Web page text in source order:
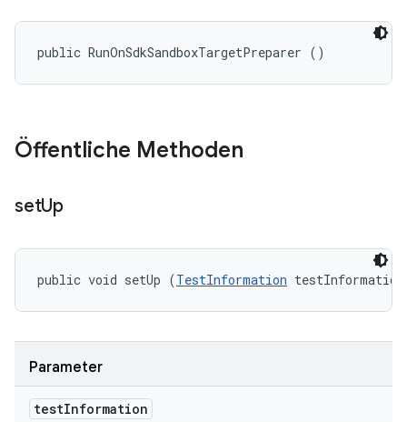
public RunOnSdkSandboxTargetPreparer ()
Öffentliche Methoden
setUp
public void setUp (TestInformation
Parameter
testInformation